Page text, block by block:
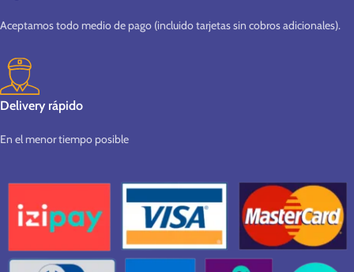
Aceptamos todo medio de pago (incluido tarjetas sin cobros adicionales).
Delivery rápido
En el menor tiempo posible